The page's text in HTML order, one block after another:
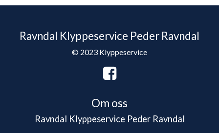
Ravndal Klyppeservice Peder Ravndal
© 2023 Klyppeservice
Om oss
Ravndal Klyppeservice Peder Ravndal